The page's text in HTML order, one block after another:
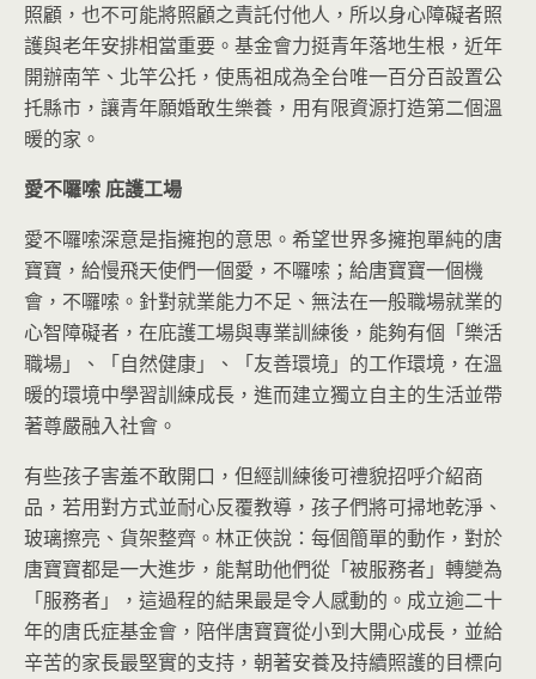
照顧，也不可能將照顧之責託付他人，所以身心障礙者照
護與老年安排相當重要。基金會力挺青年落地生根，近年
開辦南竿、北竿公托，使馬祖成為全台唯一百分百設置公
托縣市，讓青年願婚敢生樂養，用有限資源打造第二個溫
暖的家。
愛不囉嗦庇護工場
愛不囉嗦深意是指擁抱的意思。希望世界多擁抱單純的唐
寶寶，給慢飛天使們一個愛，不囉嗦；給唐寶寶一個機
會，不囉嗦。針對就業能力不足、無法在一般職場就業的
心智障礙者，在庇護工場與專業訓練後，能夠有個「樂活
職場」、「自然健康」、「友善環境」的工作環境，在溫
暖的環境中學習訓練成長，進而建立獨立自主的生活並帶
著尊嚴融入社會。
有些孩子害羞不敢開口，但經訓練後可禮貌招呼介紹商
品，若用對方式並耐心反覆教導，孩子們將可掃地乾淨、
玻璃擦亮、貨架整齊。林正俠說：每個簡單的動作，對於
唐寶寶都是一大進步，能幫助他們從「被服務者」轉變為
「服務者」，這過程的結果最是令人感動的。成立逾二十
年的唐氏症基金會，陪伴唐寶寶從小到大開心成長，並給
辛苦的家長最堅實的支持，朝著安養及持續照護的目標向